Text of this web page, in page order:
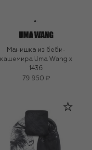
Манишка из беби-
кашемира Uma Wang x
1436
79 950 ₽